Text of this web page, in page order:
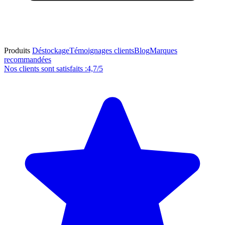
Produits DéstockageTémoignages clientsBlogMarques
recommandées
Nos clients sont satisfaits :4,7/5